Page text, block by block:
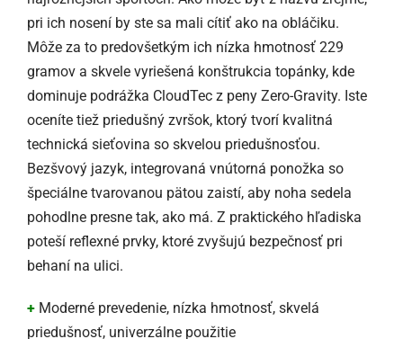
pri ich nosení by ste sa mali cítiť ako na obláčiku.
Môže za to predovšetkým ich nízka hmotnosť 229
gramov a skvele vyriešená konštrukcia topánky, kde
dominuje podrážka CloudTec z peny Zero-Gravity. Iste
oceníte tiež priedušný zvršok, ktorý tvorí kvalitná
technická sieťovina so skvelou priedušnosťou.
Bezšvový jazyk, integrovaná vnútorná ponožka so
špeciálne tvarovanou pätou zaistí, aby noha sedela
pohodlne presne tak, ako má. Z praktického hľadiska
poteší reflexné prvky, ktoré zvyšujú bezpečnosť pri
behaní na ulici.
+ Moderné prevedenie, nízka hmotnosť, skvelá
priedušnosť, univerzálne použitie